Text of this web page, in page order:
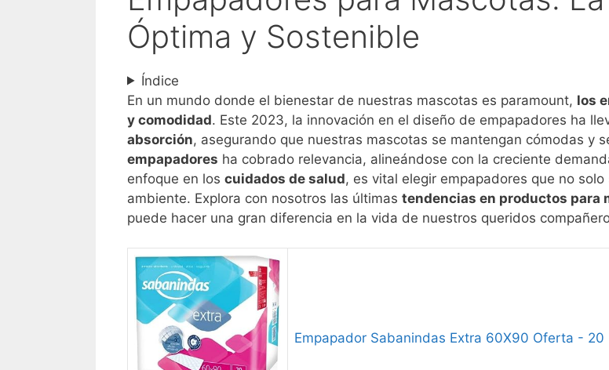
Óptima y Sostenible
Índice
En un mundo donde el bienestar de nuestras mascotas es paramount, los
y comodidad. Este 2023, la innovación en el diseño de empapadores ha
absorción, asegurando que nuestras mascotas se mantengan cómodas y
empapadores ha cobrado relevancia, alineándose con la creciente
enfoque en los cuidados de salud, es vital elegir empapadores que no
ambiente. Explora con nosotros las últimas tendencias en productos para
puede hacer una gran diferencia en la vida de nuestros queridos
Empapador Sabanindas Extra 60X90 Oferta - 20